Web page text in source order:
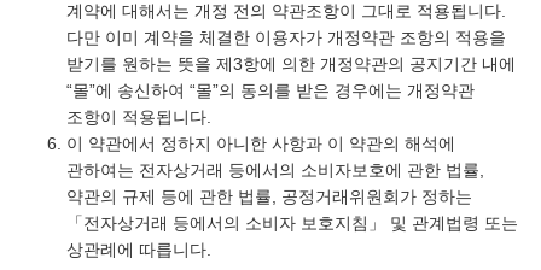
계약에 대해서는 개정 전의 약관조항이 그대로 적용됩니다.
다만 이미 계약을 체결한 이용자가 개정약관 조항의 적용을
받기를 원하는 뜻을 제3항에 의한 개정약관의 공지기간 내에
“몰”에 송신하여 “몰”의 동의를 받은 경우에는 개정약관
조항이 적용됩니다.
이 약관에서 정하지 아니한 사항과 이 약관의 해석에
관하여는 전자상거래 등에서의 소비자보호에 관한 법률,
약관의 규제 등에 관한 법률, 공정거래위원회가 정하는
「전자상거래 등에서의 소비자 보호지침」 및 관계법령 또는
상관례에 따릅니다.